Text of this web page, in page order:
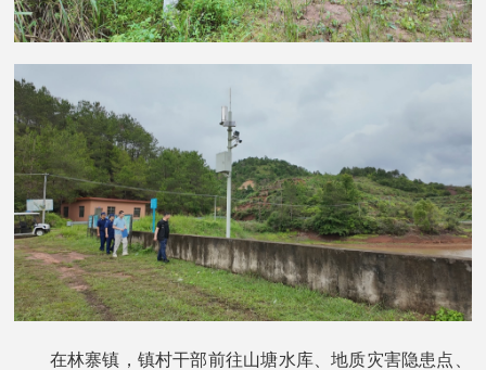
在林寨镇，镇村干部前往山塘水库、地质灾害隐患点、